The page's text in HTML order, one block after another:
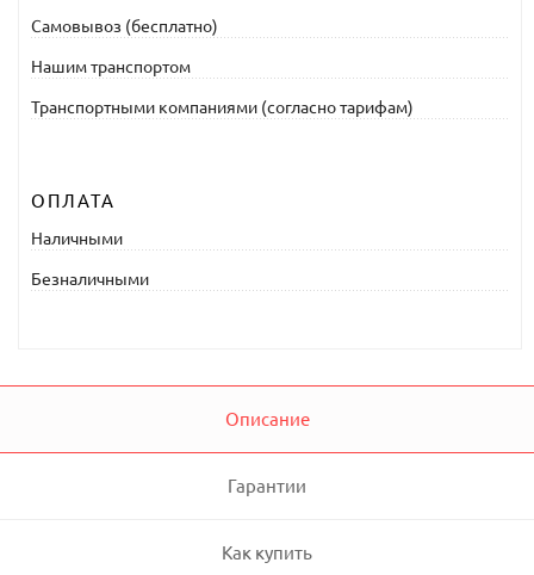
Самовывоз (бесплатно)
Нашим транспортом
Транспортными компаниями (согласно тарифам)
ОПЛАТА
Наличными
Безналичными
Описание
Гарантии
Как купить